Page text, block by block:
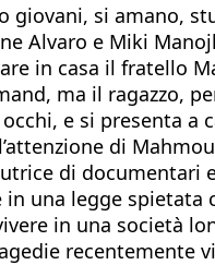
giovani, si
Alvaro e Miki
in casa il fratello
ma il ragazzo,
e si presenta
di
di
una legge
in una società
recentemente